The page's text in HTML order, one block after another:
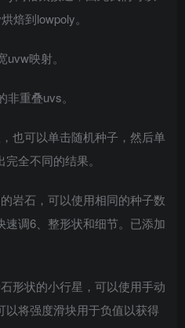
焙到lowpoly。
映射。
重叠uvs。
也可以单击随机种子，然后单
全不同的结果。
岩石，可以使用相同的种子数
调6、整形状和细节。已添加
形状的小行星，可以使用手动
将强度滑块用于负值以获得